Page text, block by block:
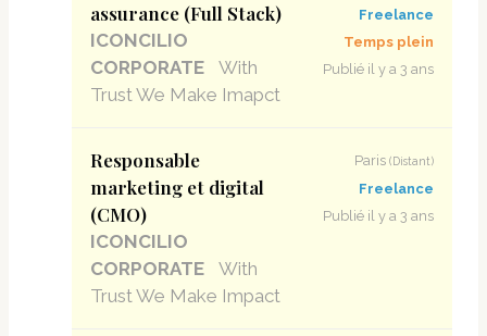
assurance (Full Stack)
ICONCILIO
CORPORATE
With
Trust We Make Imapct
Freelance
Temps plein
Publié il y a 3 ans
Responsable
marketing et digital
(CMO)
ICONCILIO
CORPORATE
With
Trust We Make Impact
Paris (Distant)
Freelance
Publié il y a 3 ans